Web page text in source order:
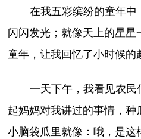
在我五彩缤纷的童年中
闪闪发光；就像天上的星星
童年，让我回忆了小时候
一天下午，我看见农
起妈妈对我讲过的事情，种
小脑袋瓜里就像：哦，是这